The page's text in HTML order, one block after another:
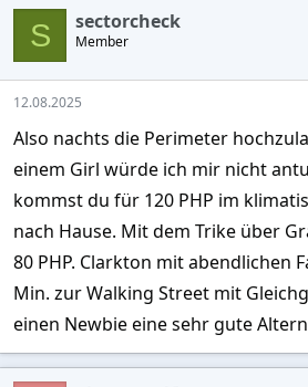
c
o
n
s
S sectorcheck
Member
12.08.2025
Also nachts die Perimeter
einem Girl würde ich mir nicht
kommst du für 120 PHP im
nach Hause. Mit dem Trike über
80 PHP. Clarkton mit abendlichen
Min. zur Walking Street mit
einen Newbie eine sehr gute